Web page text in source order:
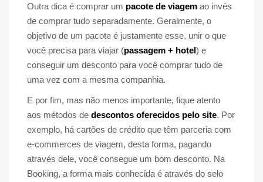
Outra dica é comprar um pacote de viagem ao invés
de comprar tudo separadamente. Geralmente, o
objetivo de um pacote é justamente esse, unir o que
você precisa para viajar (passagem + hotel) e
conseguir um desconto para você comprar tudo de
uma vez com a mesma companhia.
E por fim, mas não menos importante, fique atento
aos métodos de descontos oferecidos pelo site. Por
exemplo, há cartões de crédito que têm parceria com
e-commerces de viagem, desta forma, pagando
através dele, você consegue um bom desconto. Na
Booking, a forma mais conhecida é através do selo